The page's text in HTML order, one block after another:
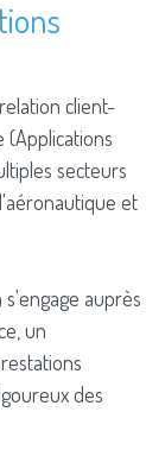
client-
(Applications
secteurs
et
auprès
un
des